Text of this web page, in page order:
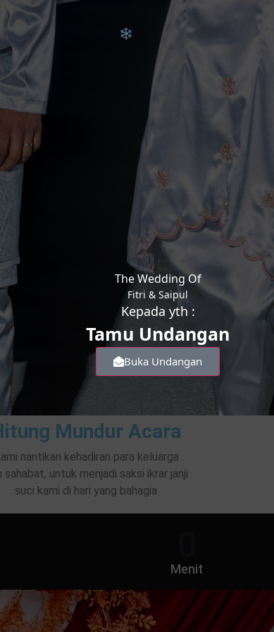
Mundur Acara
nantikan kehadiran para keluarga
sahabat, untuk menjadi saksi ikrar janji
suci kami di hari yang bahagia
Menit
The Wedding Of
Fitri & Saipul
Kepada yth :
Tamu Undangan
Buka Undangan